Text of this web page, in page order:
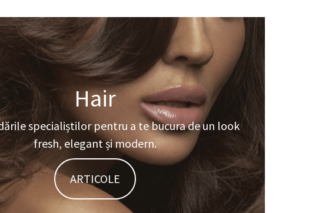
Hair
specialiștilor pentru a te bucura de un look
fresh, elegant și modern.
ARTICOLE